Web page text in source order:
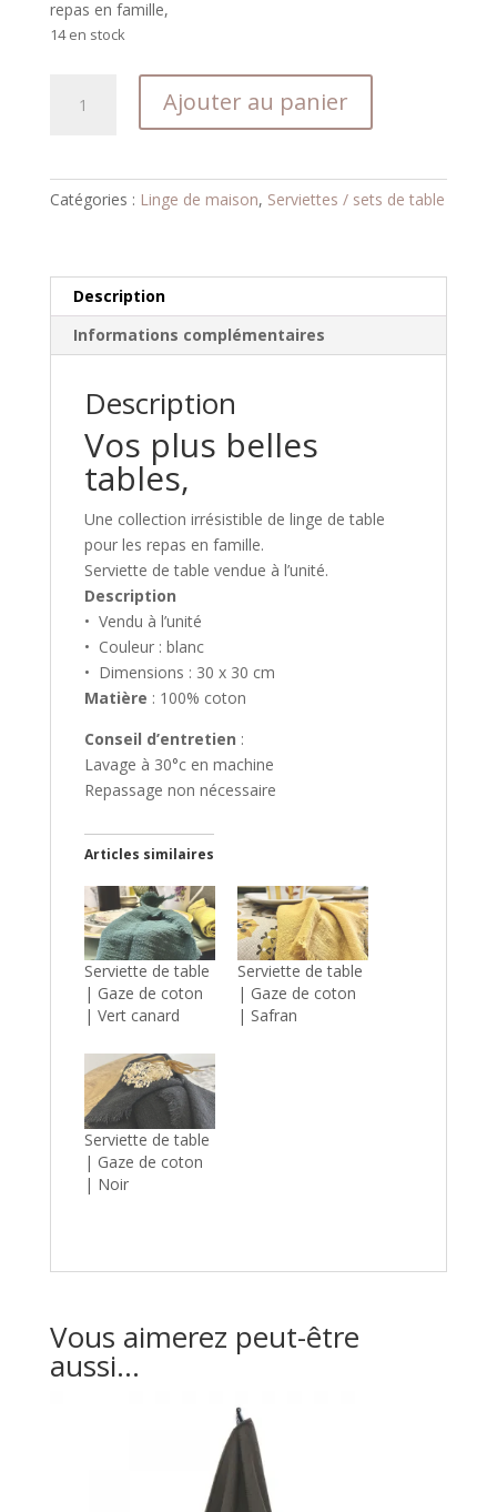
repas en famille,
14 en stock
table
coton
|
Blanche
Ajouter au panier
Catégories : Linge de maison, Serviettes / sets de table
Description
Informations complémentaires
Description
Vos plus belles
tables,
Une collection irrésistible de linge de table
pour les repas en famille.
Serviette de table vendue à l’unité.
Description
• Vendu à l’unité
• Couleur : blanc
• Dimensions : 30 x 30 cm
Matière : 100% coton
Conseil d’entretien :
Lavage à 30°c en machine
Repassage non nécessaire
Articles similaires
Serviette de table
| Gaze de coton
| Vert canard
Serviette de table
| Gaze de coton
| Safran
Serviette de table
| Gaze de coton
| Noir
Vous aimerez peut-être
aussi…